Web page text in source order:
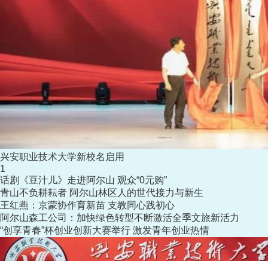
兴安职业技术大学新校名启用
1
话剧《豆汁儿》走进阿尔山 观众“0元购”
青山不负耕耘者 阿尔山林区人的世代接力与新生
王红燕：京蒙协作育新苗 支教同心践初心
阿尔山森工公司：加快绿色转型不断激活全季文旅新活力
“创享青春”杯创业创新大赛举行 激发青年创业热情